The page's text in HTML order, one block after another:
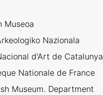
Museoa
Nazionala
d'Art de Catalunya
Nationale de France
Museum. Department